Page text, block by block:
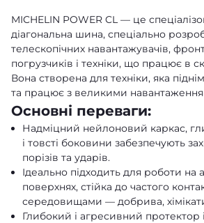
MICHELIN POWER CL — це
діагональна шина, спеціально
телескопічних навантажувачів,
погрузчиків і техніки, що працює в
Вона створена для техніки, яка
та працює з великими
Основні переваги:
Надміцний нейлоновий каркас,
і товсті боковини забезпечують
порізів та ударів.
Ідеально підходить для роботи на
поверхнях, стійка до частого
середовищами — добрива,
Глибокий і агресивний протектор